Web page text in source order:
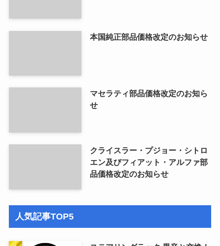
本国純正部品価格改定のお知らせ
マセラティ部品価格改定のお知ら
せ
クライスラー・プジョー・シトロ
エン及びフィアット・アルファ部
品価格改定のお知らせ
人気記事TOP5